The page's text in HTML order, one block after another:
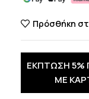
Πρόσθήκη
ΕΚΠΤΩΣΗ 5%
ΜΕ